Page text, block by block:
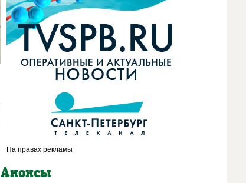
Вьетнамки из кожи и замши можно вписать даже в
Анонсы